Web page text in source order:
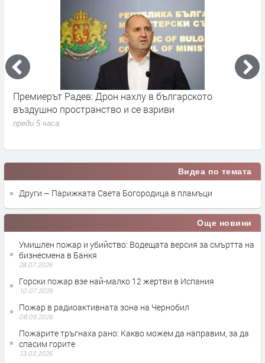
Откриха ловния сезон за прелетен дивеч в
преди 10 часа
Видеа по темата
Други – Парижката Света Богородица в пламъци
Още новини
Умишлен пожар и убийство: Водещата версия за смъртта на
бизнесмена в Банкя
28.07.2026
Горски пожар взе най-малко 12 жертви в Испания
10.07.2026
Пожар в радиоактивната зона на Чернобил
08.05.2026
Пожарите тръгнаха рано: Какво можем да направим, за да
спасим горите
13.03.2026